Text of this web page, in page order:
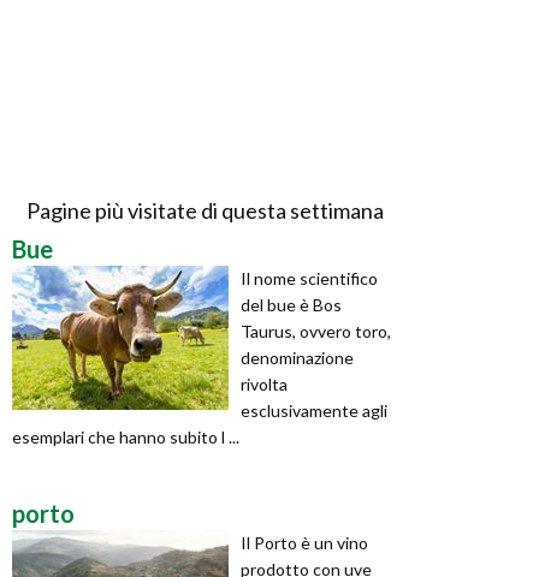
Pagine più visitate di questa settimana
Bue
Il nome scientifico
del bue è Bos
Taurus, ovvero toro,
denominazione
rivolta
esclusivamente agli
esemplari che hanno subito l ...
porto
Il Porto è un vino
prodotto con uve